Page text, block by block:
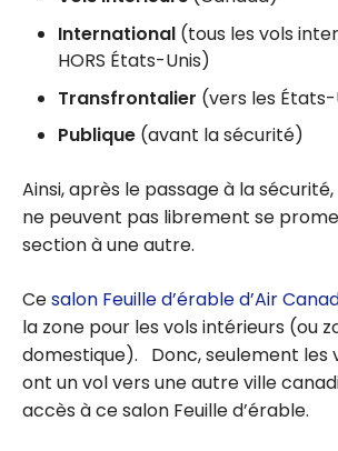
International (tous les vols
HORS États-Unis)
Transfrontalier (vers les
Publique (avant la sécurité)
Ainsi, après le passage à la
ne peuvent pas librement se
section à une autre.
Cesalon Feuille d’érable d’Air
la zone pour les vols intérieurs (ou
domestique). Donc, seulement les
ont un vol vers une autre ville
accès à ce salon Feuille d’érable.